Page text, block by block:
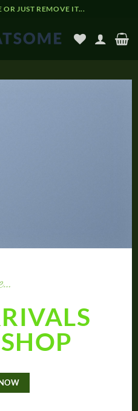
JUST REMOVE IT...